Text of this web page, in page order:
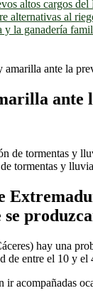
altos cargos
alternativas al
la ganadería
amarilla ante la
ante
tormentas y
hay una
de entre el 10 y el
acompañadas